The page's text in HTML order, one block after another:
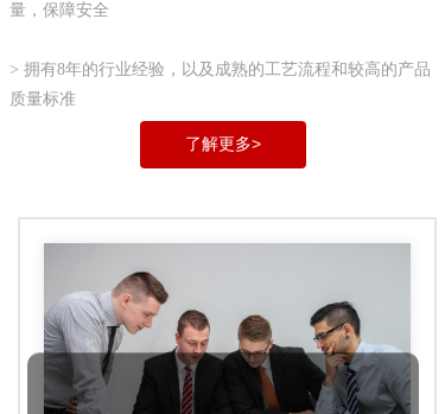
了解更多>
量，保障安全
> 拥有8年的行业经验，以及成熟的工艺流程和较高的产品
质量标准